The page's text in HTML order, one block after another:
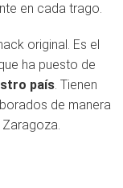
en cada trago.
original. Es el
ha puesto de
país. Tienen
de manera